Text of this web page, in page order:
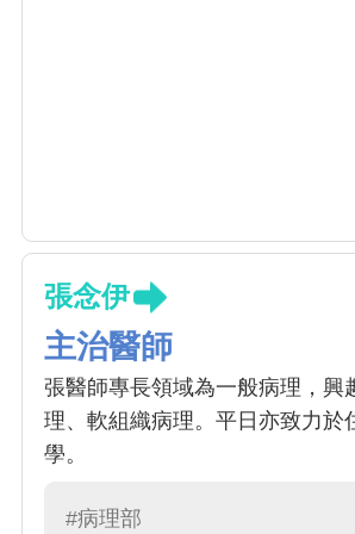
張念伊
主治醫師
張醫師專長領域為一般病理，興
理、軟組織病理。平日亦致力於
學。
#病理部